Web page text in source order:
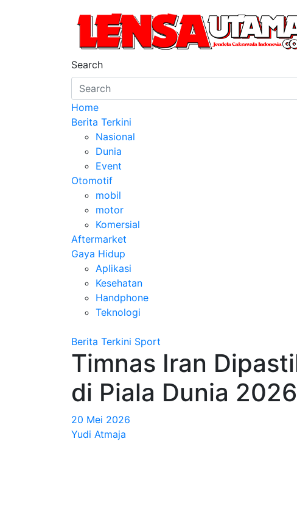
LensaUtama
Jendela Cakrawala Indonesia
Search
Home
Berita Terkini
Nasional
Dunia
Event
Otomotif
mobil
motor
Komersial
Aftermarket
Gaya Hidup
Aplikasi
Kesehatan
Handphone
Teknologi
Berita Terkini Sport
Timnas Iran
di Piala Dunia 2026
20 Mei 2026
Yudi Atmaja